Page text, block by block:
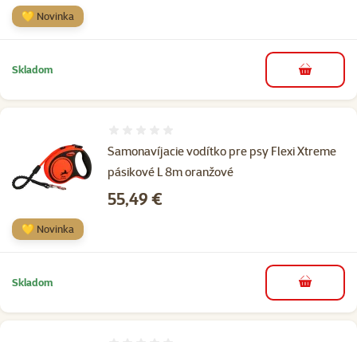
💛 Novinka
Skladom do košíka
Samonavíjacie vodítko pre psy Flexi Xtreme
pásikové L 8m oranžové
Cena
55,49 €
💛 Novinka
Skladom do košíka